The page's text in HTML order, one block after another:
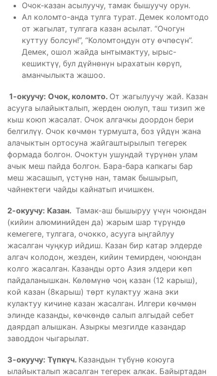
Очок-казан асылуучу, тамак бышуучу орун.
Ал коломто-анда тулга турат. Демек коломтодо
от жагылат, тулгага казан асылат. “Очогун
куттуу болсун!”, “Коломтоңдун оту өчпөсүн”.
Демек, ошол жайда ынтымактуу, ырыс-
кешиктүү, бул дүйнөнүн ырахатын көрүп,
аманчылыкта жашоо.
1-окуучу: Очок, коломто. От жагылуучу жай. Казан
асууга ылайыкталып, жерден оюлуп, таш тизип же
кыш коюп жасалат. Очок алгачкы доордон бери
белгилүү. Очок көчмөн турмушта, боз үйдүн жана
алачыктын ортосуна жайгаштырылып тегерек
формада болгон. Очоктун ушундай түрүнөн улам
ачык меш пайда болгон. Бара-бара капкагы бар
меш жасашып, үстүнө нан, тамак бышырып,
чайнектеги чайды кайнатып ичишкен.
2-окуучу: Казан. Тамак-аш бышыруу үчүн чоюндан
(кийин алюминийден да) жарым шар түрүндө
кемегеге, тулгага, очокко, асууга ыңгайлуу
жасалган чуңкур ийдиш. Казан бир катар элдерде
алгач колодон, жезден, кийин темирден, чоюндан
колго жасалган. Казанды орто Азия элдери көп
пайдаланышкан. Көлөмүнө чоң казан (12 карыш),
кой казан (8карыш) төрт кулактуу жана эки
кулактуу кичине казан жасалган. Илгери көчмөн
элинде казанды, көчкөндө салып алгыдай себет
даярдап алышкан. Азыркы мезгилде казандар
заводдон чыгарылат.
3-окуучу: Түпкүч. Казандын түбүнө коюуга
ылайыкталып жасалган тегерек алкак. Байыртадан